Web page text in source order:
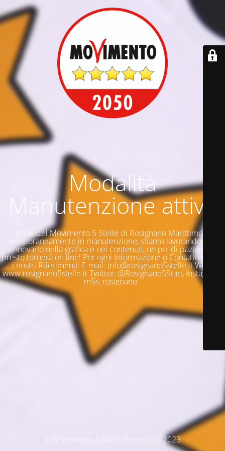
Modalità
Manutenzione attiva
Il sito del Movimento 5 Stelle di Rosignano Marittimo è
temporaneamente in manutenzione, stiamo lavorando per
rinnovarlo nella grafica e nei contenuti, un po' di pazienza e
presto tornerà on line! Per ogni Informazione o Contatto questi
i nostri Riferimenti: E mail: info@rosignano5stelle.it Web:
www.rosignano5stelle.it Twitter: @Rosignano5Stars Instagram:
m5s_rosignano
© Movimento 5 Stelle Rosignano 2023